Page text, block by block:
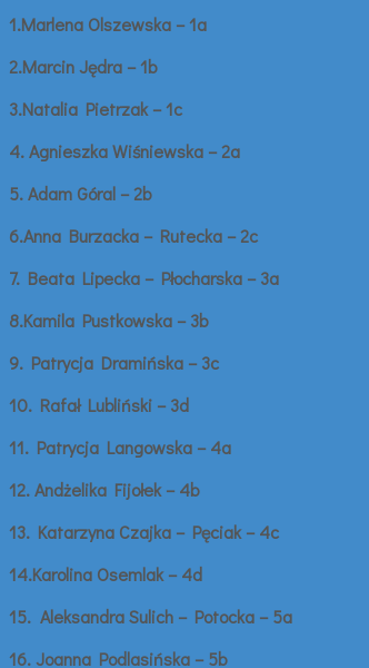
1.Marlena Olszewska – 1a
2.Marcin Jędra – 1b
3.Natalia Pietrzak – 1c
4. Agnieszka Wiśniewska – 2a
5. Adam Góral – 2b
6.Anna Burzacka – Rutecka – 2c
7. Beata Lipecka – Płocharska – 3a
8.Kamila Pustkowska – 3b
9. Patrycja Dramińska – 3c
10. Rafał Lubliński – 3d
11. Patrycja Langowska – 4a
12. Andżelika Fijołek – 4b
13. Katarzyna Czajka – Pęciak – 4c
14.Karolina Osemlak – 4d
15. Aleksandra Sulich – Potocka – 5a
16. Joanna Podlasińska – 5b